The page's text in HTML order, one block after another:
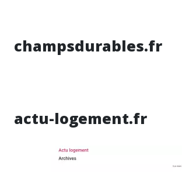
champsdurables.fr
actu-logement.fr